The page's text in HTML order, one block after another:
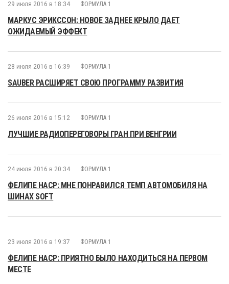
29 июля 2016 в 18:34 ФОРМУЛА 1
МАРКУС ЭРИКССОН: НОВОЕ ЗАДНЕЕ КРЫЛО ДАЕТ
ОЖИДАЕМЫЙ ЭФФЕКТ
28 июля 2016 в 16:39 ФОРМУЛА 1
SAUBER РАСШИРЯЕТ СВОЮ ПРОГРАММУ РАЗВИТИЯ
26 июля 2016 в 15:12 ФОРМУЛА 1
ЛУЧШИЕ РАДИОПЕРЕГОВОРЫ ГРАН ПРИ ВЕНГРИИ
24 июля 2016 в 20:34 ФОРМУЛА 1
ФЕЛИПЕ НАСР: МНЕ ПОНРАВИЛСЯ ТЕМП АВТОМОБИЛЯ НА
ШИНАХ SOFT
23 июля 2016 в 19:37 ФОРМУЛА 1
ФЕЛИПЕ НАСР: ПРИЯТНО БЫЛО НАХОДИТЬСЯ НА ПЕРВОМ
МЕСТЕ